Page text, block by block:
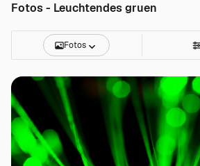
Fotos - Leuchtendes gruen
Fotos